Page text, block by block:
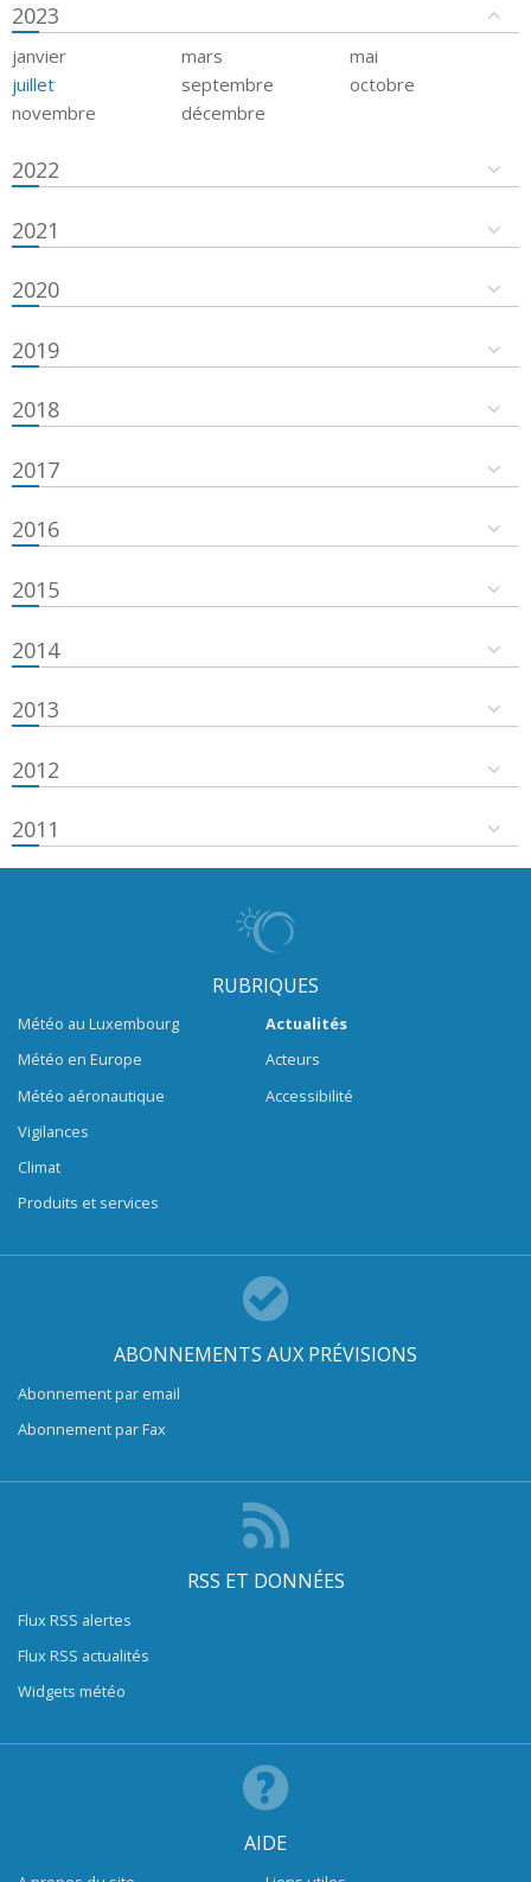
2023
janvier mars
mai
juillet
septembre
octobre
novembre
décembre
2022
2021
2020
2019
2018
2017
2016
2015
2014
2013
2012
2011
RUBRIQUES
Météo au Luxembourg
Météo en Europe
Météo aéronautique
Vigilances
Climat
Produits et services
Actualités
Acteurs
Accessibilité
ABONNEMENTS AUX PRÉVISIONS
Abonnement par email
Abonnement par Fax
RSS ET DONNÉES
Flux RSS alertes
Flux RSS actualités
Widgets météo
AIDE